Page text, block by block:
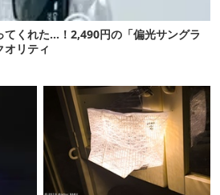
てくれた…！2,490円の「偏光サングラ
オリティ